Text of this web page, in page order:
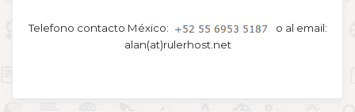
Telefono contacto México:
o al email:
alan(at)rulerhost.net